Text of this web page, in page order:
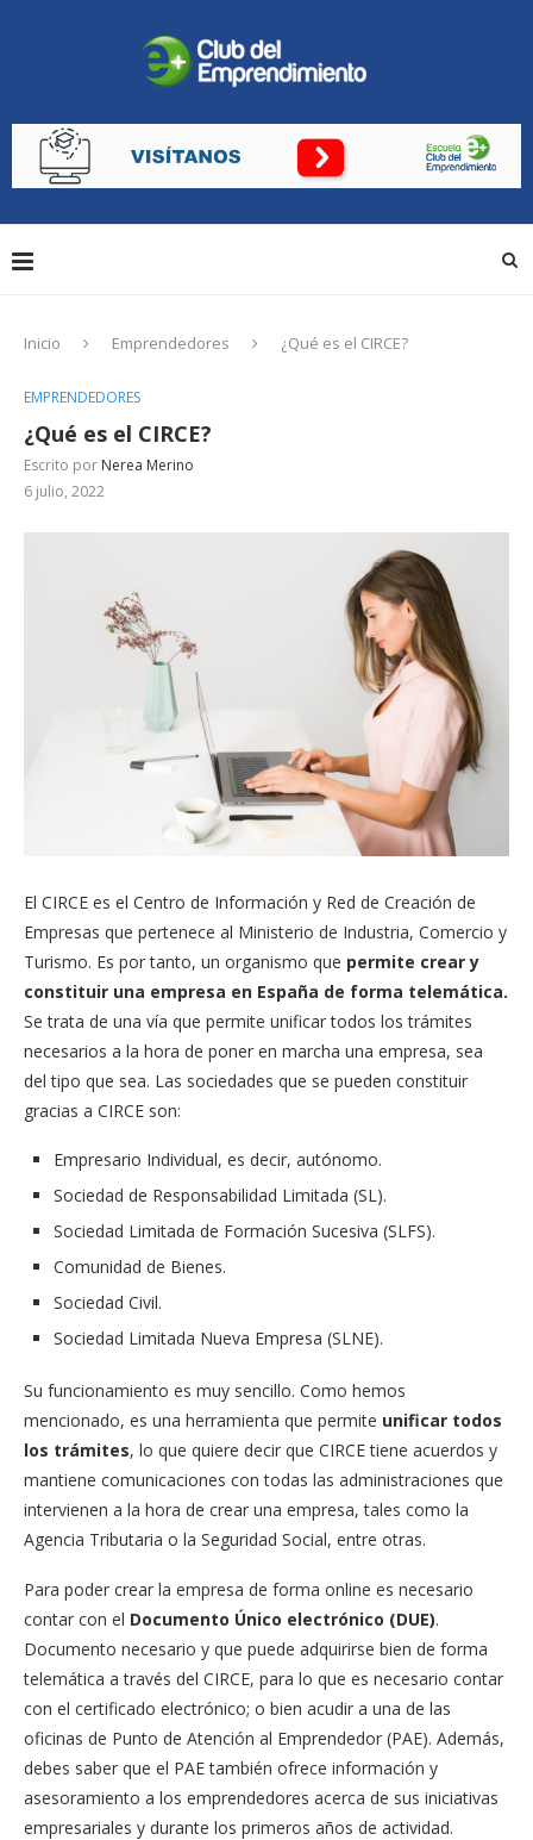
Inicio Emprendedores ¿Qué es el CIRCE?
EMPRENDEDORES
¿Qué es el CIRCE?
Escrito por Nerea Merino
6 julio, 2022
El CIRCE es el Centro de Información y Red de Creación de
Empresas que pertenece al Ministerio de Industria, Comercio y
Turismo. Es por tanto, un organismo que permite crear y
constituir una empresa en España de forma telemática.
Se trata de una vía que permite unificar todos los trámites
necesarios a la hora de poner en marcha una empresa, sea
del tipo que sea. Las sociedades que se pueden constituir
gracias a CIRCE son:
​Empresario Individual, es decir, autónomo.
Sociedad de Responsabilidad Limitada (SL)​.
Sociedad Limitada de Formación Sucesiva (SLFS).
Comunidad de Bienes.
Sociedad Civil.
Sociedad Limitada Nueva Empresa (SLNE).
​Su funcionamiento es muy sencillo. Como hemos
mencionado, es una herramienta que permite unificar todos
los trámites, lo que quiere decir que CIRCE tiene acuerdos y
mantiene comunicaciones con todas las administraciones que
intervienen a la hora de crear una empresa, tales como la
Agencia Tributaria o la Seguridad Social, entre otras.
Para poder crear la empresa de forma online es necesario
contar con el Documento Único electrónico (DUE).
Documento necesario y que puede adquirirse bien de forma
telemática a través del CIRCE, para lo que es necesario contar
con el certificado electrónico; o bien acudir a una de las
oficinas de Punto de Atención al Emprendedor (PAE). Además,
debes saber que el PAE también ofrece información y
asesoramiento a los emprendedores acerca de sus iniciativas
empresariales y durante los primeros años de actividad.